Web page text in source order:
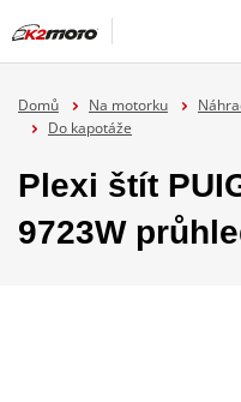
Domů Na motorku
Do kapotáže
Plexi štít
9723W